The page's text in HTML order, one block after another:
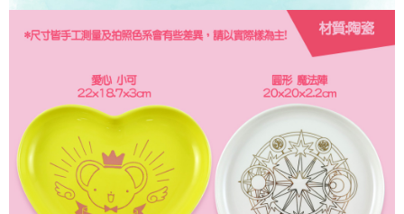
時審查核予不同之上限額度；若仍有額度不足之情形，本公司將視審查結果
５．嚴禁一人註冊多個帳號或使用他人資訊註冊。若發現惡意使用之情形，
恩沛科技股份有限公司將有權停止該用戶之使用額度並採取法律行動。